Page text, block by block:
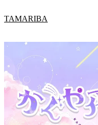
容
ス
プ
TAMARIBA